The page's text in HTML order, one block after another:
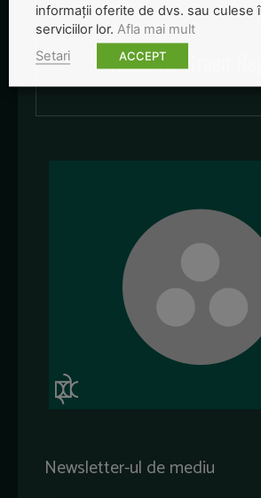
Redactia-Green-
Newsletter-ul de mediu
informații oferite de dvs. sau culese
serviciilor lor. Afla mai mult
Setari
ACCEPT